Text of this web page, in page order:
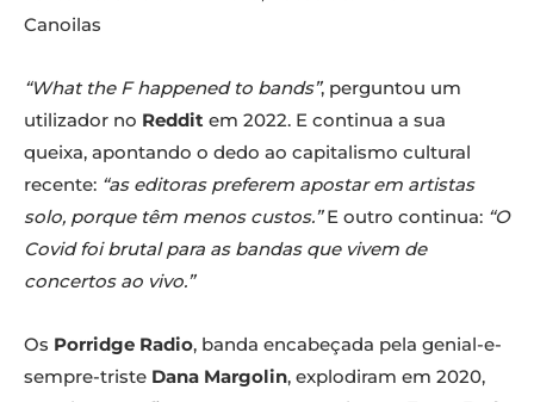
Canoilas
“What the F happened to bands”, perguntou um
utilizador no Reddit em 2022. E continua a sua
queixa, apontando o dedo ao capitalismo cultural
recente: “as editoras preferem apostar em artistas
solo, porque têm menos custos.”E outro continua: “O
Covid foi brutal para as bandas que vivem de
concertos ao vivo.”
Os Porridge Radio, banda encabeçada pela genial-e-
sempre-triste Dana Margolin, explodiram em 2020,